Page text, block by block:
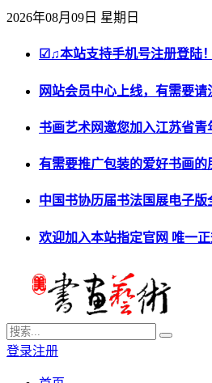
2026年08月09日 星期日
☑♫本站支持手机号注册登陆
网站会员中心上线，有需要请
书画艺术网邀您加入江苏省青
有需要推广包装的爱好书画
中国书协历届书法国展电子版
欢迎加入本站指定官网 唯一正
登录注册